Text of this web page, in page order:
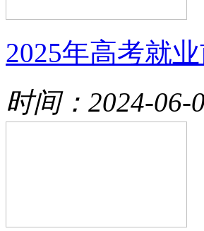
2025年高考就
时间：2024-06-